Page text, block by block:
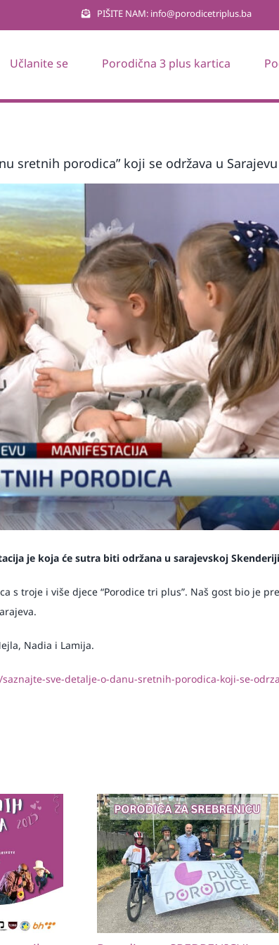
PIŠITE NAM: info@porodicetriplus.ba
Učlanite se Porodična 3 plus kartica
sretnih porodica” koji se održava u Sarajevu
je koja će sutra biti održana u sarajevskoj
s troje i više djece “Porodice tri plus”. Naš gost bio je
Nadia i Lamija.
sve-detalje-o-danu-sretnih-porodica-koji-se-